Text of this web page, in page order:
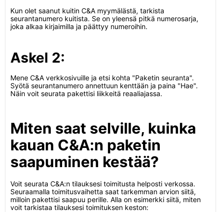
Kun olet saanut kuitin C&A myymälästä, tarkista
seurantanumero kuitista. Se on yleensä pitkä numerosarja,
joka alkaa kirjaimilla ja päättyy numeroihin.
Askel 2:
Mene C&A verkkosivuille ja etsi kohta "Paketin seuranta".
Syötä seurantanumero annettuun kenttään ja paina "Hae".
Näin voit seurata pakettisi liikkeitä reaaliajassa.
Miten saat selville, kuinka
kauan C&A:n paketin
saapuminen kestää?
Voit seurata C&A:n tilauksesi toimitusta helposti verkossa.
Seuraamalla toimitusvaihetta saat tarkemman arvion siitä,
milloin pakettisi saapuu perille. Alla on esimerkki siitä, miten
voit tarkistaa tilauksesi toimituksen keston: